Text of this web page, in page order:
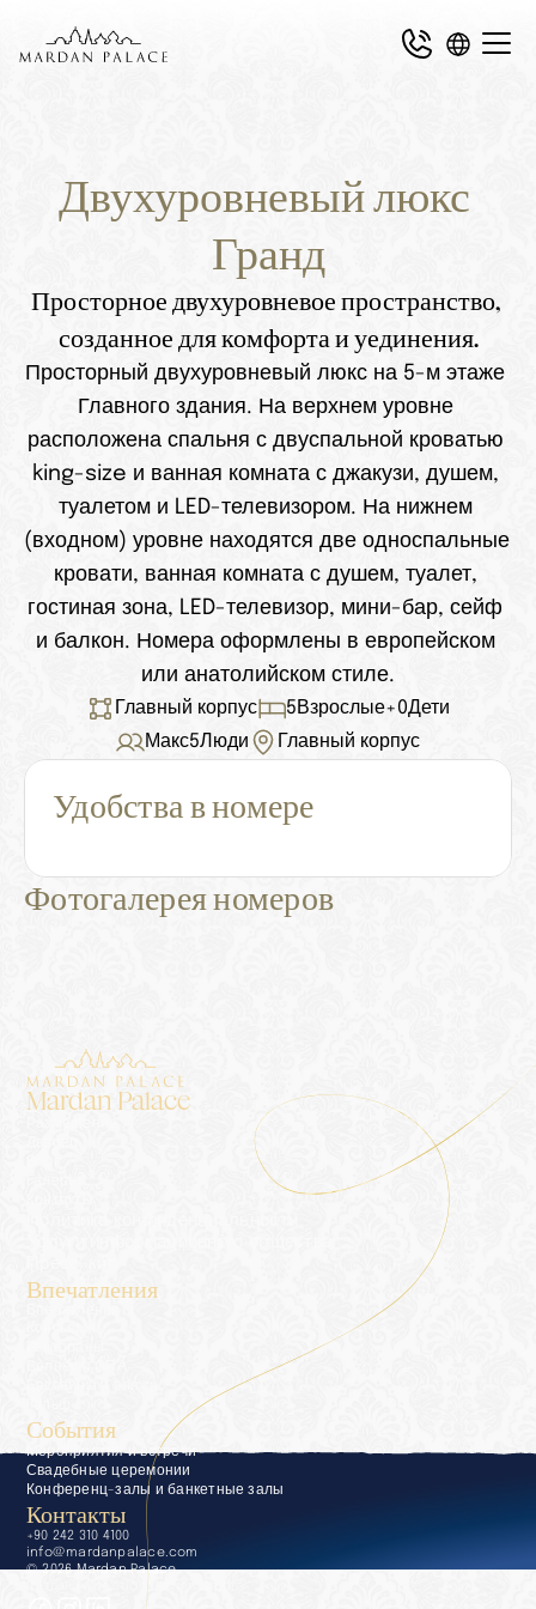
Двухуровневый люкс
Гранд
Просторное двухуровневое пространство,
созданное для комфорта и уединения.
Главный корпус 5Взрослые+0Дети
Макс5Люди Главный корпус
Просторный двухуровневый люкс на 5-м этаже
Главного здания. На верхнем уровне
расположена спальня с двуспальной кроватью
king-size и ванная комната с джакузи, душем,
туалетом и LED-телевизором. На нижнем
(входном) уровне находятся две односпальные
кровати, ванная комната с душем, туалет,
гостиная зона, LED-телевизор, мини-бар, сейф
и балкон. Номера оформлены в европейском
или анатолийском стиле.
Удобства в номере
Фотогалерея номеров
Mardan Palace
Впечатления
События
Мероприятия и встречи
Свадебные церемонии
Конференц-залы и банкетные залы
Контакты
+90 242 310 4100
info@mardanpalace.com
© 2026 Mardan Palace